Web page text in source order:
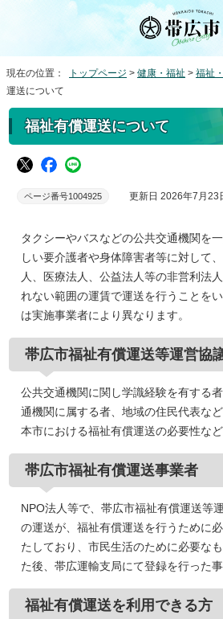
現在の位置： トップページ > 健康・福祉 > 福祉
運送について
福祉有償運送について
ページ番号1004925 更新日 2026年7月23
タクシーやバスなどの公共交通機関を
しい要介護者や身体障害者等に対して
人、医療法人、公益法人等の非営利法
れない範囲の運賃で運送を行うことを
は実施事業者により異なります。
帯広市福祉有償運送等運営協
公共交通機関に関し学識経験を有する
通機関に属する者、地域の住民代表な
本市における福祉有償運送の必要性な
帯広市福祉有償運送事業者
NPO法人等で、帯広市福祉有償運送等
の運送が、福祉有償運送を行うために
たしており、市民生活のために必要な
た後、帯広運輸支局にて登録を行った事
福祉有償運送を利用できる方